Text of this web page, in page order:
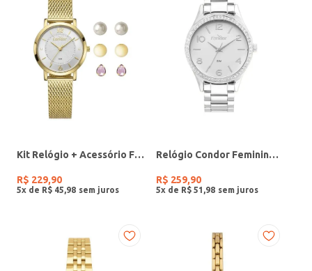
Kit Relógio + Acessório Feminino DOURADO
R$ 229,90
5x de R$ 45 98
Relógio Condor Feminino PRATA
R$ 259,90
5x de R$ 51 98